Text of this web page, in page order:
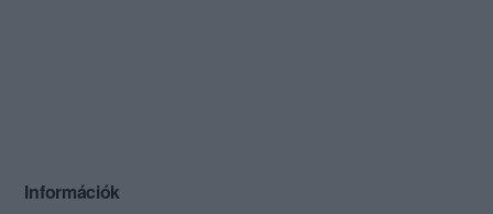
Információk